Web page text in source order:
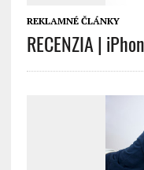
REKLAMNÉ ČLÁNKY
RECENZIA |